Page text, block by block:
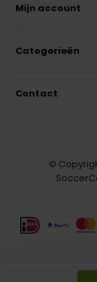
Mijn account
Categorieën
Contact
©